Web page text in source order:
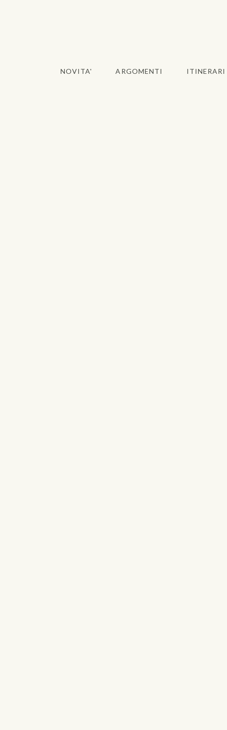
NOVITA' ARGOMENTI ITINERARI